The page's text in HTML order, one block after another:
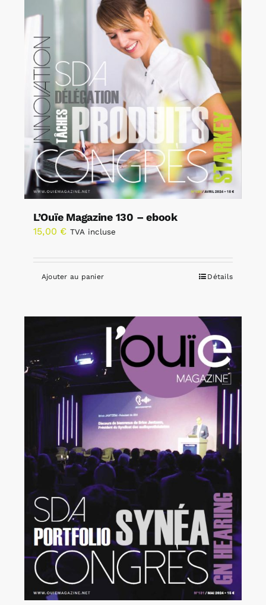
L’Ouïe Magazine 130 – ebook
15,00 € TVA incluse
Ajouter au panier Détails